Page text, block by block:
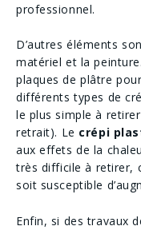
professionnel.
D’autres éléments
matériel et la
plaques de plâtre
différents types de
le plus simple à
retrait). Le crépi
aux effets de la
très difficile à retirer,
soit susceptible
Enfin, si des travaux